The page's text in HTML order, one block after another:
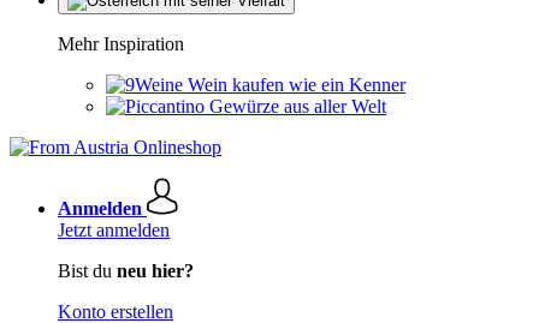
Mehr Inspiration
Wein kaufen wie ein Kenner
Gewürze aus aller Welt
Anmelden
Jetzt anmelden
Bist du neu hier?
Konto erstellen